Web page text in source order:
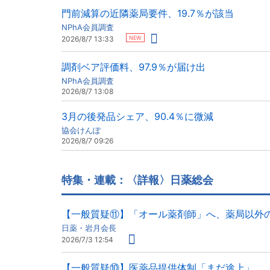
門前減算の近隣薬局要件、19.7％が該当
NPhA会員調査
2026/8/7 13:33 NEW
調剤ベア評価料、97.9％が届け出
NPhA会員調査
2026/8/7 13:08
3月の後発品シェア、90.4％に微減
協会けんぽ
2026/8/7 09:26
特集・連載：〈詳報〉日薬総会
【一般質疑⑪】「オール薬剤師」へ、薬局以外
日薬・岩月会長
2026/7/3 12:54
【一般質疑⑩】医薬品提供体制「まだ途上」